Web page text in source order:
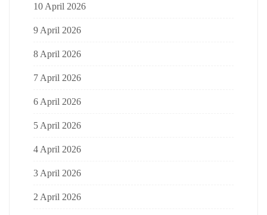
10 April 2026
9 April 2026
8 April 2026
7 April 2026
6 April 2026
5 April 2026
4 April 2026
3 April 2026
2 April 2026